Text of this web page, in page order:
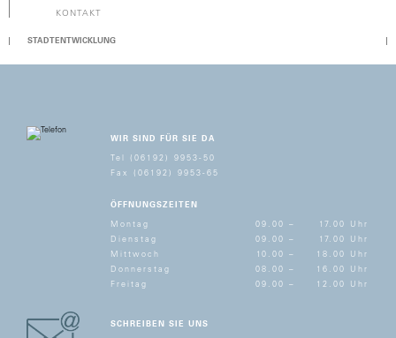
KONTAKT
STADTENTWICKLUNG
WIR SIND FÜR SIE DA
Tel (06192) 9953-50
Fax (06192) 9953-65
ÖFFNUNGSZEITEN
Montag 09.00 –
17.00 Uhr
Dienstag
09.00 –
17.00 Uhr
Mittwoch
10.00 –
18.00 Uhr
Donnerstag
08.00 –
16.00 Uhr
Freitag
09.00 – 12.00 Uhr
SCHREIBEN SIE UNS